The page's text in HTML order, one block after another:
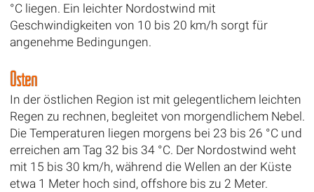
°C liegen. Ein leichter Nordostwind mit
Geschwindigkeiten von 10 bis 20 km/h sorgt für
angenehme Bedingungen.
Osten
In der östlichen Region ist mit gelegentlichem leichten
Regen zu rechnen, begleitet von morgendlichem Nebel.
Die Temperaturen liegen morgens bei 23 bis 26 °C und
erreichen am Tag 32 bis 34 °C. Der Nordostwind weht
mit 15 bis 30 km/h, während die Wellen an der Küste
etwa 1 Meter hoch sind, offshore bis zu 2 Meter.